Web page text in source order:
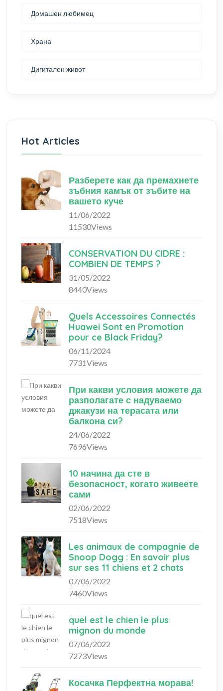
Домашен любимец
Храна
Дигитален живот
Hot Articles
Разберете как да премахнете
зъбния камък от зъбите на
вашето куче
11/06/2022
11530Views
CONSERVATION DU CIDRE :
COMBIEN DE TEMPS ?
31/05/2022
8440Views
Quels Accessoires Connectés
Huawei Sont en Promotion
pour ce Black Friday?
06/11/2024
7731Views
При какви условия можете да
разполагате с надуваемо
джакузи на терасата или
балкона си?
24/06/2022
7696Views
10 начина да сте в
безопасност, когато живеете
сами
02/06/2022
7518Views
Les animaux de compagnie de
Snoop Dogg : En savoir plus
sur ses 11 chiens et 2 chats
07/06/2022
7460Views
quel est le chien le plus
mignon du monde
07/06/2022
7273Views
Косачка Перфектна морава!